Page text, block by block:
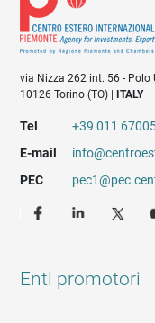
via Nizza 262 int. 56 - Polo
10126 Torino (TO) |
ITALY
Tel
+39 011
E-mail
PEC
Enti promotori